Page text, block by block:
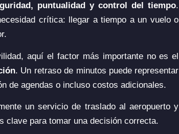
puntualidad y control del tiempo.
crítica: llegar a tiempo a un vuelo o
aquí el factor más importante no es el
. Un retraso de minutos puede representar
de agendas o incluso costos adicionales.
un servicio de traslado al aeropuerto y
clave para tomar una decisión correcta.